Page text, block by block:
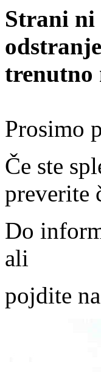
Strani ni
trenutno
Prosimo
Če ste
preverite
Do
ali
pojdite na